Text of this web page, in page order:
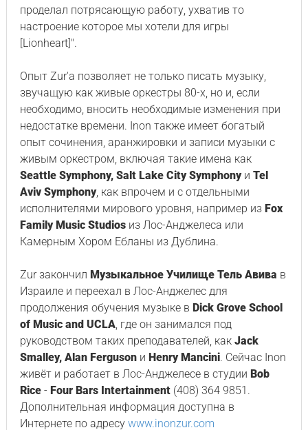
проделал потрясающую работу, ухватив то
настроение которое мы хотели для игры
[Lionheart]".
Опыт Zur'а позволяет не только писать музыку,
звучащую как живые оркестры 80-х, но и, если
необходимо, вносить необходимые изменения при
недостатке времени. Inon также имеет богатый
опыт сочинения, аранжировки и записи музыки с
живым оркестром, включая такие имена как
Seattle Symphony, Salt Lake City Symphonyи Tel
Aviv Symphony, как впрочем и с отдельными
исполнителями мирового уровня, например из Fox
Family Music Studiosиз Лос-Анджелеса или
Камерным Хором Ебланы из Дублина.
Zur закончил Музыкальное Училище Тель Авива в
Израиле и переехал в Лос-Анджелес для
продолжения обучения музыке в Dick Grove School
of Music and UCLA, где он занимался под
руководством таких преподавателей, как Jack
Smalley, Alan Fergusonи Henry Mancini. Сейчас Inon
живёт и работает в Лос-Анджелесе в студии Bob
Rice- Four Bars Intertainment (408) 364 9851.
Дополнительная информация доступна в
Интернете по адресу www.inonzur.com